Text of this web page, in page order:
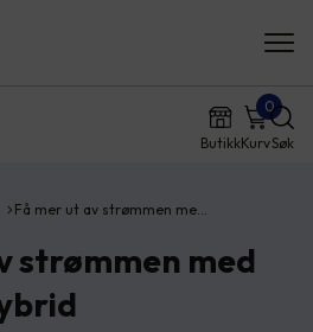
ButikkKurv
0
Søk
Få mer ut av strømmen me…
strømmen med